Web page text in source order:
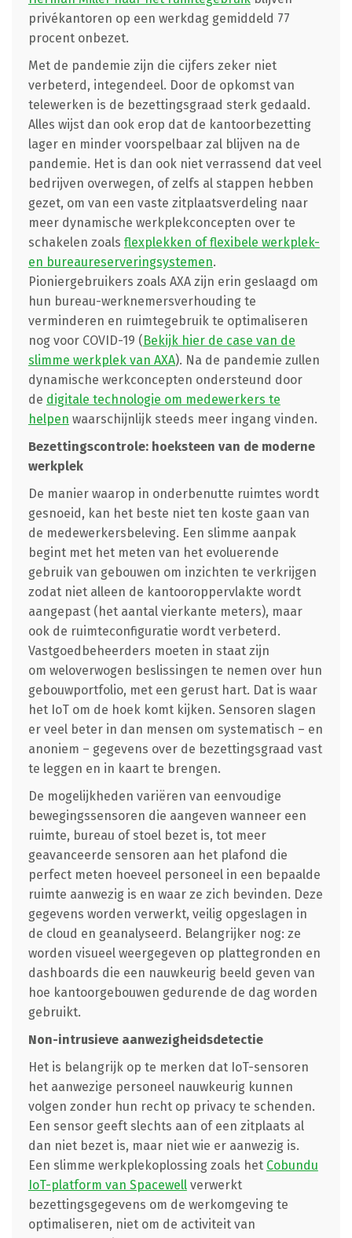
privékantoren op een werkdag gemiddeld 77
procent onbezet.
Met de pandemie zijn die cijfers zeker niet
verbeterd, integendeel. Door de opkomst van
telewerken is de bezettingsgraad sterk gedaald.
Alles wijst dan ook erop dat de kantoorbezetting
lager en minder voorspelbaar zal blijven na de
pandemie. Het is dan ook niet verrassend dat veel
bedrijven overwegen, of zelfs al stappen hebben
gezet, om van een vaste zitplaatsverdeling naar
meer dynamische werkplekconcepten over te
schakelen zoals flexplekken of flexibele werkplek-
en bureaureserveringsystemen.
Pioniergebruikers zoals AXA zijn erin geslaagd om
hun bureau-werknemersverhouding te
verminderen en ruimtegebruik te optimaliseren
nog voor COVID-19 (Bekijk hier de case van de
slimme werkplek van AXA). Na de pandemie zullen
dynamische werkconcepten ondersteund door
de digitale technologie om medewerkers te
helpen waarschijnlijk steeds meer ingang vinden.
Bezettingscontrole: hoeksteen van de moderne
werkplek
De manier waarop in onderbenutte ruimtes wordt
gesnoeid, kan het beste niet ten koste gaan van
de medewerkersbeleving. Een slimme aanpak
begint met het meten van het evoluerende
gebruik van gebouwen om inzichten te verkrijgen
zodat niet alleen de kantooroppervlakte wordt
aangepast (het aantal vierkante meters), maar
ook de ruimteconfiguratie wordt verbeterd.
Vastgoedbeheerders moeten in staat zijn
om weloverwogen beslissingen te nemen over hun
gebouwportfolio, met een gerust hart. Dat is waar
het IoT om de hoek komt kijken. Sensoren slagen
er veel beter in dan mensen om systematisch – en
anoniem – gegevens over de bezettingsgraad vast
te leggen en in kaart te brengen.
De mogelijkheden variëren van eenvoudige
bewegingssensoren die aangeven wanneer een
ruimte, bureau of stoel bezet is, tot meer
geavanceerde sensoren aan het plafond die
perfect meten hoeveel personeel in een bepaalde
ruimte aanwezig is en waar ze zich bevinden. Deze
gegevens worden verwerkt, veilig opgeslagen in
de cloud en geanalyseerd. Belangrijker nog: ze
worden visueel weergegeven op plattegronden en
dashboards die een nauwkeurig beeld geven van
hoe kantoorgebouwen gedurende de dag worden
gebruikt.
Non-intrusieve aanwezigheidsdetectie
Het is belangrijk op te merken dat IoT-sensoren
het aanwezige personeel nauwkeurig kunnen
volgen zonder hun recht op privacy te schenden.
Een sensor geeft slechts aan of een zitplaats al
dan niet bezet is, maar niet wie er aanwezig is.
Een slimme werkplekoplossing zoals het Cobundu
IoT-platform van Spacewellverwerkt
bezettingsgegevens om de werkomgeving te
optimaliseren, niet om de activiteit van